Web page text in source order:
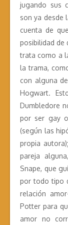
jugando sus
son ya desde
cuenta de
posibilidad de
trata como a
la trama,
con alguna
Hogwart.
Dumbledore
por ser gay
(según las
propia
pareja
Snape, que
por todo tipo
relación
Potter para
amor no